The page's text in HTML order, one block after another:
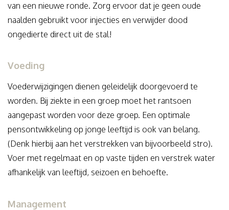
van een nieuwe ronde. Zorg ervoor dat je geen oude
naalden gebruikt voor injecties en verwijder dood
ongedierte direct uit de stal!
Voeding
Voederwijzigingen dienen geleidelijk doorgevoerd te
worden. Bij ziekte in een groep moet het rantsoen
aangepast worden voor deze groep. Een optimale
pensontwikkeling op jonge leeftijd is ook van belang.
(Denk hierbij aan het verstrekken van bijvoorbeeld stro).
Voer met regelmaat en op vaste tijden en verstrek water
afhankelijk van leeftijd, seizoen en behoefte.
Management